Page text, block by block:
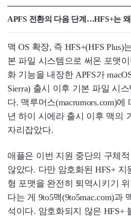
APFS 전환의 다음 단계…HFS+는
맥 OS 확장, 즉 HFS+(HFS Plus)
본 파일 시스템으로 써온 포맷
화 기능을 내장한 APFS가
Sierra) 출시 이후 기본 파일 시
다. 맥루머스(macrumors.com)에
년 하이 시에라 출시 이후 맥의
자리잡았다.
애플은 이번 지원 중단의 구체
않았다. 다만 암호화된 HFS+
형 포맷을 완전히 퇴역시키기
다는 게 9to5맥(9to5mac.com)과
석이다. 암호화되지 않은 HFS+